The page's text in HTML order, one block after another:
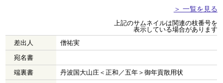
＞ 一覧を見る
上記のサムネイルは関連の枝番号を
表示している場合があります
差出人
僧祐実
宛名書
端裏書
丹波国大山庄＜正和／五年＞御年貢散用状